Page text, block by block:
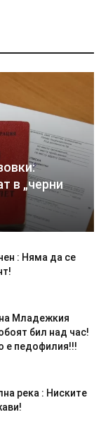
в „черни
: Няма да се
на Младежкия
бил над час!
е педофилия!!!
peĸa : Ниските